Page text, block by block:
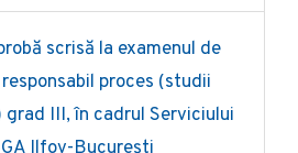
scrisă la examenul de
proces (studii
grad III, în cadrul Serviciului